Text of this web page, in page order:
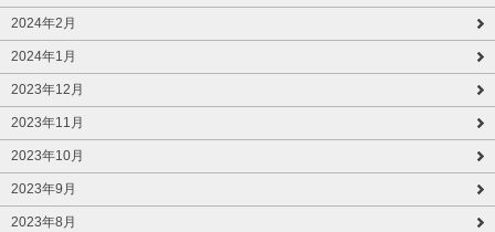
2024年2月
2024年1月
2023年12月
2023年11月
2023年10月
2023年9月
2023年8月